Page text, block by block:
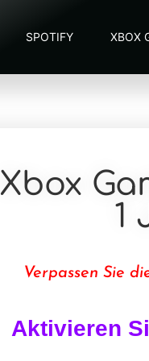
SPOTIFY XBOX
Xbox
1
Verpassen Sie
Aktivieren